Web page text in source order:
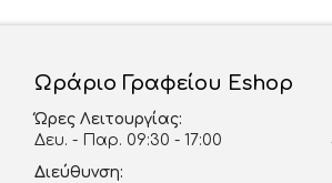
Ωράριο Γραφείου Eshop
Ώρες Λειτουργίας:
Δευ. - Παρ. 09:30 - 17:00
Διεύθυνση: